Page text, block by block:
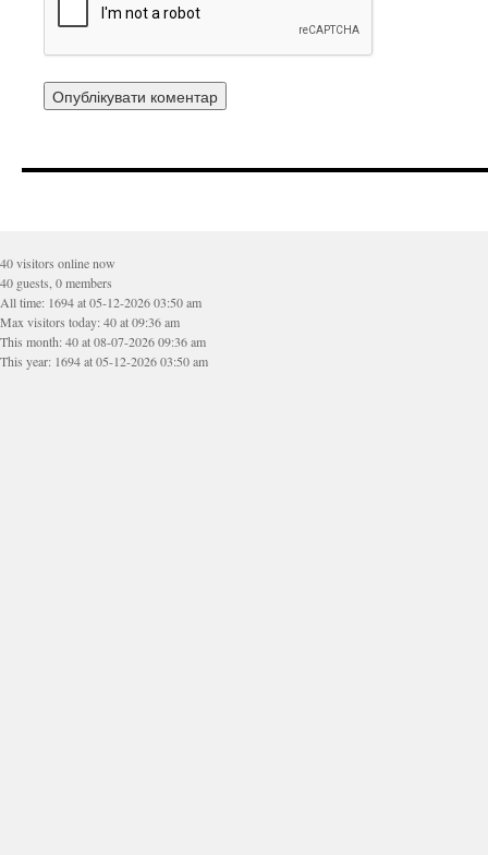
40 visitors online now
40 guests, 0 members
All time: 1694 at 05-12-2026 03:50 am
Max visitors today: 40 at 09:36 am
This month: 40 at 08-07-2026 09:36 am
This year: 1694 at 05-12-2026 03:50 am